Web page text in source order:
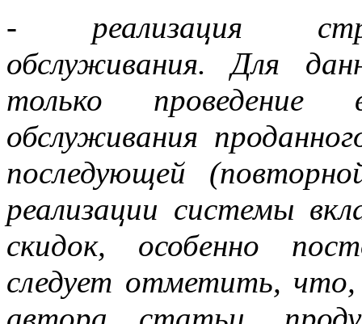
- реализация
обслуживания. Для
только проведение
обслуживания
последующей
реализации системы
скидок, особенно
следует отметить,